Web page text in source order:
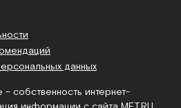
данных
собственность интернет-